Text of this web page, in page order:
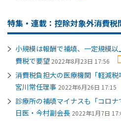
特集・連載：控除対象外消費税
小規模は報酬で補填、一定規
費税で要望 2022年8月23日 17:56
消費税負担大の医療機関「軽減
宮川常任理事 2022年6月26日 17:15
診療所の補填マイナスも「コロ
日医・今村副会長 2022年1月7日